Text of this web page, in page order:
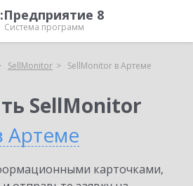
8
Система программ
SellMonitor SellMonitor в Артеме
SellMonitor
Артеме
карточками,